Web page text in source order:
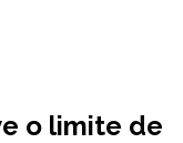
o limite de